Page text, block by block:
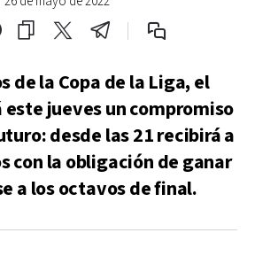
de la Copa de la Liga, el
jueves un compromiso
desde las 21 recibirá a
con la obligación de ganar
a los octavos de final.